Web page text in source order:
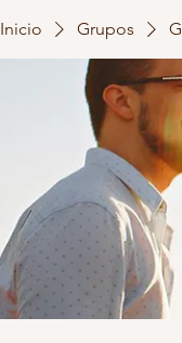
Inicio Grupos